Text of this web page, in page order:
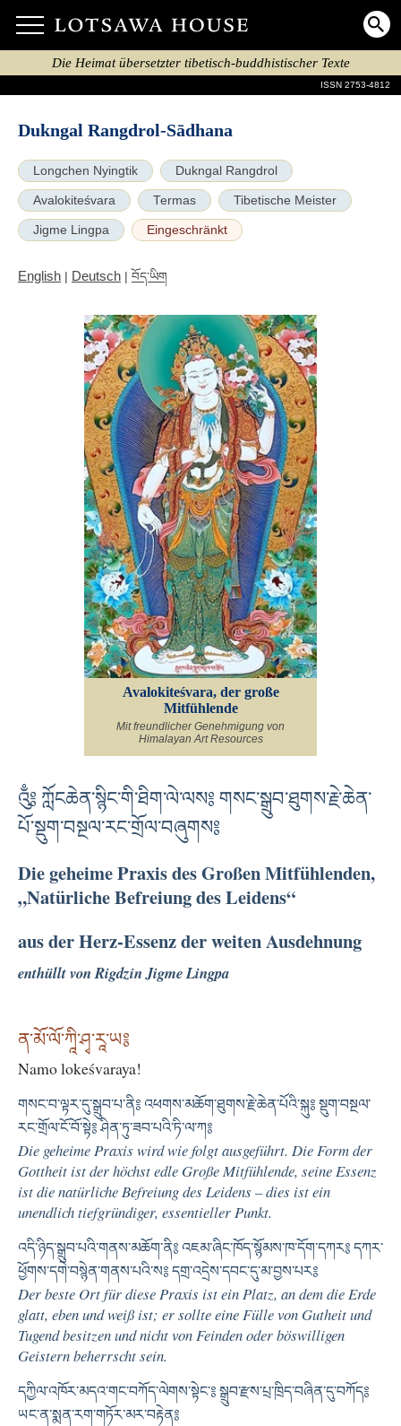
Die Heimat übersetzter tibetisch-buddhistischer Texte
ISSN 2753-4812
Dukngal Rangdrol-Sādhana
Longchen Nyingtik Dukngal Rangdrol
Avalokiteśvara Termas Tibetische Meister
Jigme Lingpa Eingeschränkt
English | Deutsch | བོད་ཡིག
Avalokiteśvara, der große
Mitfühlende
Mit freundlicher Genehmigung von
Himalayan Art Resources
འུྃ༔ ཀློངཆེན་སྙིང་གི་ཐིག་ལེ་ལས༔ གསང་སྒྲུབ་ཐུགས་རྗེ་ཆེན་
པོ་སྡུག་བསྔལ་རང་གྲོལ་བཞུགས༔
Die geheime Praxis des Großen Mitfühlenden,
„Natürliche Befreiung des Leidens“
aus der Herz-Essenz der weiten Ausdehnung
enthüllt von Rigdzin Jigme Lingpa
ན་མོ་ལོ་ཀཱི་ཤྭ་རཱ་ཡ༔
Namo lokeśvaraya!
གསང་བ་ལྟར་དུ་སྒྲུབ་པ་ནི༔ འཕགས་མཆོག་ཐུགས་རྗེ་ཆེན་པོའི་སྐུ༔ སྡུག་བསྔལ་
རང་གྲོལ་ངོ་བོ་སྟེ༔ ཤིན་ཏུ་ཟབ་པའི་ཏི་ལ་ཀ༔
Die geheime Praxis wird wie folgt ausgeführt. Die Form der
Gottheit ist der höchst edle Große Mitfühlende, seine Essenz
ist die natürliche Befreiung des Leidens – dies ist ein
unendlich tiefgründiger, essentieller Punkt.
འདི་ཉིད་སྒྲུབ་པའི་གནས་མཆོག་ནི༔ འཇམ་ཞིང་ཁོད་སྙོམས་ཁ་དོག་དཀར༔ དཀར་
ཕྱོགས་དགེ་བསྙེན་གནས་པའི་ས༔ དགྲ་འདྲེས་དབང་དུ་མ་བྱས་པར༔
Der beste Ort für diese Praxis ist ein Platz, an dem die Erde
glatt, eben und weiß ist; er sollte eine Fülle von Gutheit und
Tugend besitzen und nicht von Feinden oder böswilligen
Geistern beherrscht sein.
དཀྱིལ་འཁོར་མདའ་གང་བཀོད་ལེགས་སྟེང་༔ སྒྲུབ་རྫས་པྲ་ཁྲིད་བཞིན་དུ་བཀོད༔
ཡང་ན་སྨན་རག་གཏོར་མར་བརྟེན༔